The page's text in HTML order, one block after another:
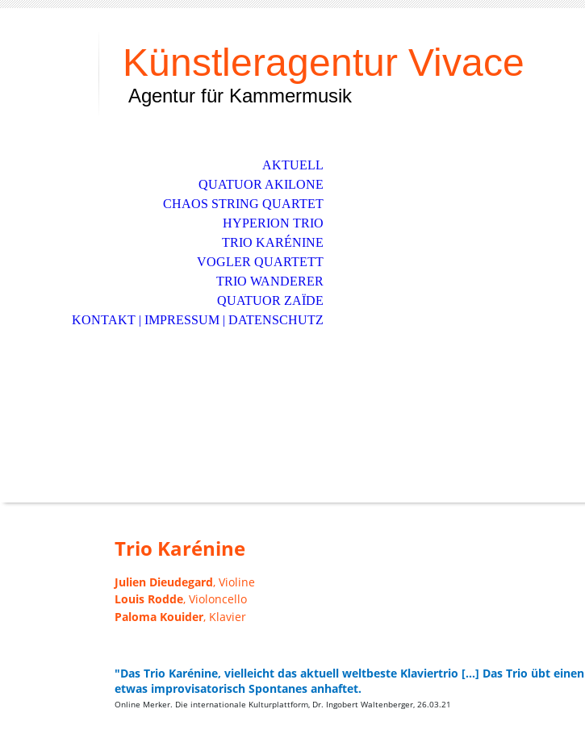
Künstleragentur Vivace
Agentur für Kammermusik
AKTUELL
QUATUOR AKILONE
CHAOS STRING QUARTET
HYPERION TRIO
TRIO KARÉNINE
VOGLER QUARTETT
TRIO WANDERER
QUATUOR ZAЇDE
KONTAKT | IMPRESSUM | DATENSCHUTZ
Trio Karénine
Julien Dieudegard, Violine
Louis Rodde, Violoncello
Paloma Kouider, Klavier
"Das Trio Karénine, vielleicht das aktuell weltbeste Klaviertrio [...] Das Trio übt
etwas improvisatorisch Spontanes anhaftet.
Online Merker. Die internationale Kulturplattform, Dr. Ingobert Waltenberger, 26.03.21